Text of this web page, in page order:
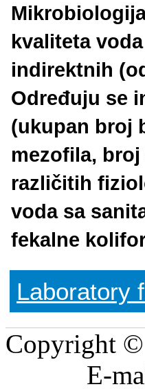
kvaliteta
indirektnih
Određuju se
(ukupan broj
mezofila,
različitih
voda sa
fekalne
Laboratory
Copyright
E-